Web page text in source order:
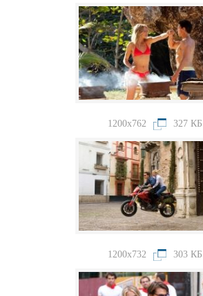
1200x762 327 КБ
1200x732 303 КБ